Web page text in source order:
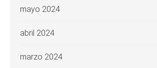
mayo 2024
abril 2024
marzo 2024